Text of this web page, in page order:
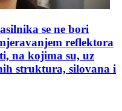
se ne bori
reflektora
na kojima su, uz
struktura, silovana i